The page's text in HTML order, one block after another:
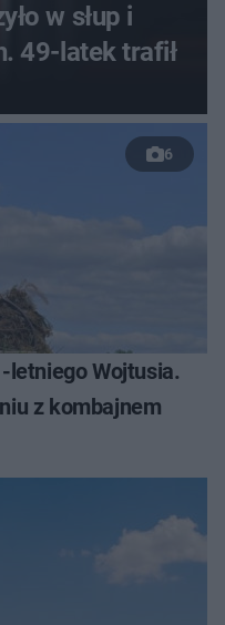
w słup i
49-latek trafił
6
letniego Wojtusia.
z kombajnem